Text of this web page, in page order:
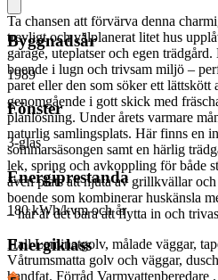
Ta chansen att förvärva denna
trevligt och välplanerat litet hus
garage, uteplatser och egen
boende i lugn och trivsam miljö –
paret eller den som söker ett
genomgående i gott skick med
planlösning. Under årets varmare
naturlig samlingsplats. Här finns en
sommarsäsongen samt en härlig
lek, spring och avkoppling för både
även plats att njuta av grillkvällar
boende som kombinerar huskänsla
– här är det bara att flytta in och
Hall Laminatgolv, målade väggar,
Våtrumsmatta golv och väggar,
handfat. Förråd
Byggnadsår
1989
Fönster
3-glas
Energiprestanda
180 kWh/kvm och år
Energiklass